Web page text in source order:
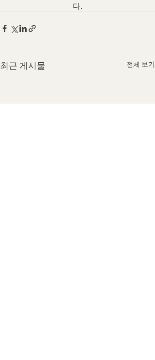
다.
최근 게시물 전체 보기